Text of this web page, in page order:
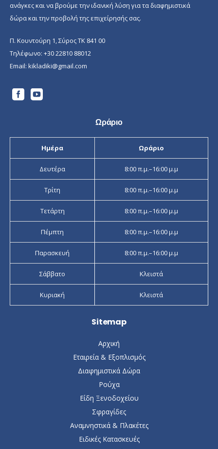
ανάγκες και να βρούμε την ιδανική λύση για τα διαφημιστικά
δώρα και την προβολή της επιχείρησής σας.
Π. Κουντούρη 1, Σύρος ΤΚ 841 00
Τηλέφωνο: +30 22810 88012
Email: kikladiki@gmail.com
Ωράριο
Ημέρα Ωράριο
Δευτέρα 8:00 π.μ.–16:00 μ.μ
Τρίτη 8:00 π.μ.–16:00 μ.μ
Τετάρτη 8:00 π.μ.–16:00 μ.μ
Πέμπτη 8:00 π.μ.–16:00 μ.μ
Παρασκευή 8:00 π.μ.–16:00 μ.μ
Σάββατο Κλειστά
Κυριακή Κλειστά
Sitemap
Αρχική
Εταιρεία & Εξοπλισμός
Διαφημιστικά Δώρα
Ρούχα
Είδη Ξενοδοχείου
Σφραγίδες
Αναμνηστικά & Πλακέτες
Ειδικές Κατασκευές